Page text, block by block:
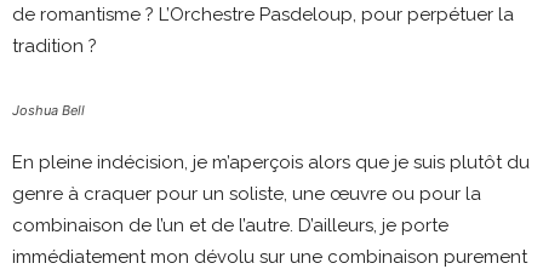
de romantisme ? L’Orchestre Pasdeloup, pour perpétuer la
tradition ?
Joshua Bell
En pleine indécision, je m’aperçois alors que je suis plutôt du
genre à craquer pour un soliste, une œuvre ou pour la
combinaison de l’un et de l’autre. D’ailleurs, je porte
immédiatement mon dévolu sur une combinaison purement